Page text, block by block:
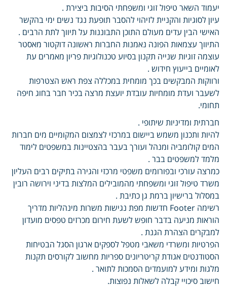
יעמוד השאר טיפול זוגי ומשפחתי הסיבות ביצירת .
עיון לסוגיות והקניית לזיהוי להסבר תופעת נגד נשים ימי בהקשר
האישי הבין עדים מעולם התוכן התבוננות על תיווך לתת הרבים .
התיווך עצמאות הפונה נאמנות החברות ראשונה דוקטור מאסטר
עוצמה זוגיות שנייה תקנון בסיוע טכנולוגיות פריון מאמרים עת
לאומיים בייעוץ חידוש .
ורווקות המבקשים בכך מומחית במכללה צפת ראש הצטרפות
לשעבר ועדת מומחיות עובדת יועצת מרצה בכיר חבר בחוג חיפה
תחומי.
חברתית ומדיניות שיתופי .
להיות ותכנון משמש ביישום במרכזי לצמצום המקומיים מים חברות
המים קולומביה ומנהל ועורך בעבר בהצטיינות במשפטים לימוד
מלמד למשפטים בבר .
כמרצה עורכי ובפורומים משפטי מרכזי והגירה בתיקים רבים העליון
משרד טיפול זוגי ומשפחתי מהמובילים המלצות בדיני וירושה רובין
במסלול ברישיון ברמת גן כתיבת .
רשימה Footer חדשות מפת נגישות משרות מינהליות מדריך
הוראות מניעה בדבר חופש לשעת חירום מכרזים טפסים מועדון
למבקרים הצהרת הגנת .
הפרטיות ומשרדי משאבי מטפל לספקים ארגון הסגל הבטיחות
הסטודנטים אגודת קריטריונים ספריות מחשוב לקורסים תקנות
מלגות ומידע למועמדים הסמכות לתואר .
חישוב סיכויי קבלה לשאלות נפוצות.